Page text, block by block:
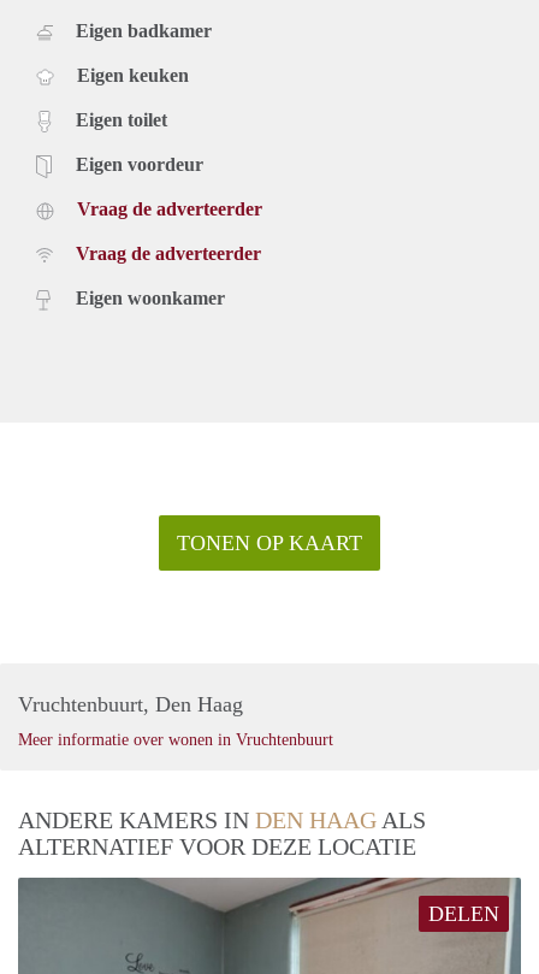
Eigen badkamer
Eigen keuken
Eigen toilet
Eigen voordeur
Vraag de adverteerder
Vraag de adverteerder
Eigen woonkamer
TONEN OP KAART
Vruchtenbuurt, Den Haag
Meer informatie over wonen in Vruchtenbuurt
ANDERE KAMERS IN DEN HAAG ALS
ALTERNATIEF VOOR DEZE LOCATIE
DELEN